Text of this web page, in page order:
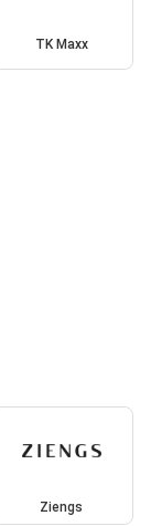
TK Maxx
Ziengs